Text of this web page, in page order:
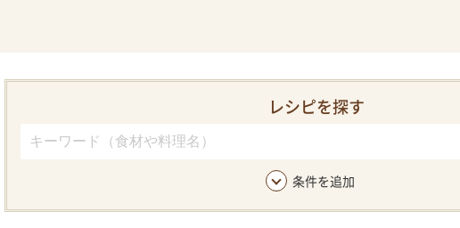
レシピを探す
条件を追加